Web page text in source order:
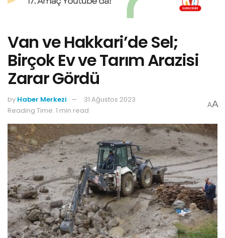
Van ve Hakkari’de Sel;
Birçok Ev ve Tarım Arazisi
Zarar Gördü
by Haber Merkezi
31 Ağustos 2023
Reading Time: 1 min read
AA